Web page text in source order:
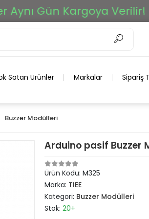
Gün Kargoya Verilir!
Satan Ürünler Markalar Sipariş
Buzzer Modülleri
Arduino pasif Buzzer
Ürün Kodu: M325
Marka: TIEE
Kategori: Buzzer Modülleri
Stok: 20+